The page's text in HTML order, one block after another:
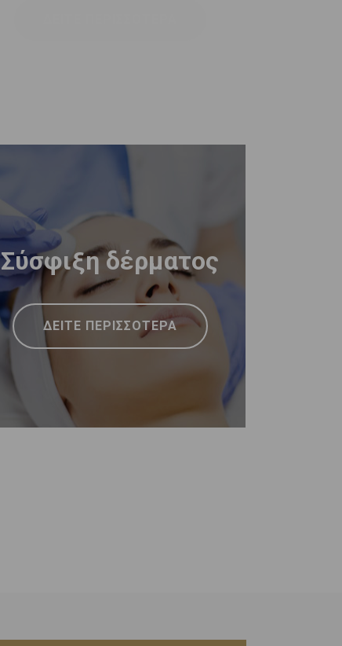
Σύσφιξη δέρματος
ΔΕΙΤΕ ΠΕΡΙΣΣΟΤΕΡΑ